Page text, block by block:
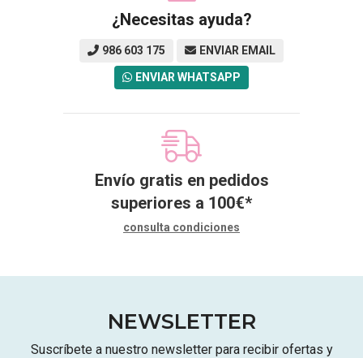
¿Necesitas ayuda?
986 603 175 ENVIAR EMAIL
ENVIAR WHATSAPP
Envío gratis en pedidos
superiores a 100€*
consulta condiciones
NEWSLETTER
Suscríbete a nuestro newsletter para recibir ofertas y